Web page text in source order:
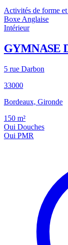
Activités de forme et
Boxe Anglaise
Intérieur
GYMNASE
5 rue Darbon
33000
Bordeaux, Gironde
150 m²
Oui Douches
Oui PMR